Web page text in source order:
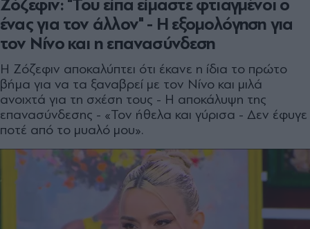
Ζόζεφιν: "Του είπα είμαστε φτιαγμένοι ο
ένας για τον άλλον" - Η εξομολόγηση για
τον Νίνο και η επανασύνδεση
Η Ζόζεφιν αποκαλύπτει ότι έκανε η ίδια το πρώτο
βήμα για να τα ξαναβρεί με τον Νίνο και μιλά
ανοιχτά για τη σχέση τους - Η αποκάλυψη της
επανασύνδεσης - «Τον ήθελα και γύρισα - Δεν έφυγε
ποτέ από το μυαλό μου».